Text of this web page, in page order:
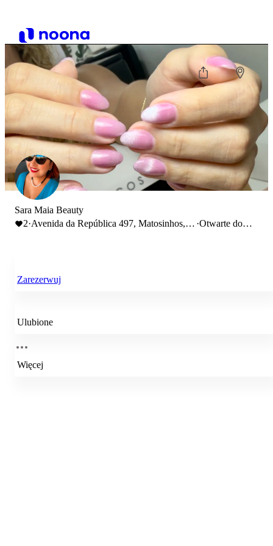
Sara Maia Beauty
2·Avenida da República 497, Matosinhos,
·Otwarte do
Zarezerwuj
Ulubione
Więcej